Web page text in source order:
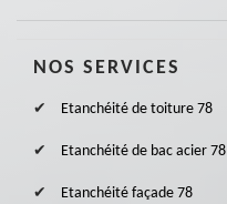
NOS SERVICES
Etanchéité de toiture 78
Etanchéité de bac acier 78
Etanchéité façade 78